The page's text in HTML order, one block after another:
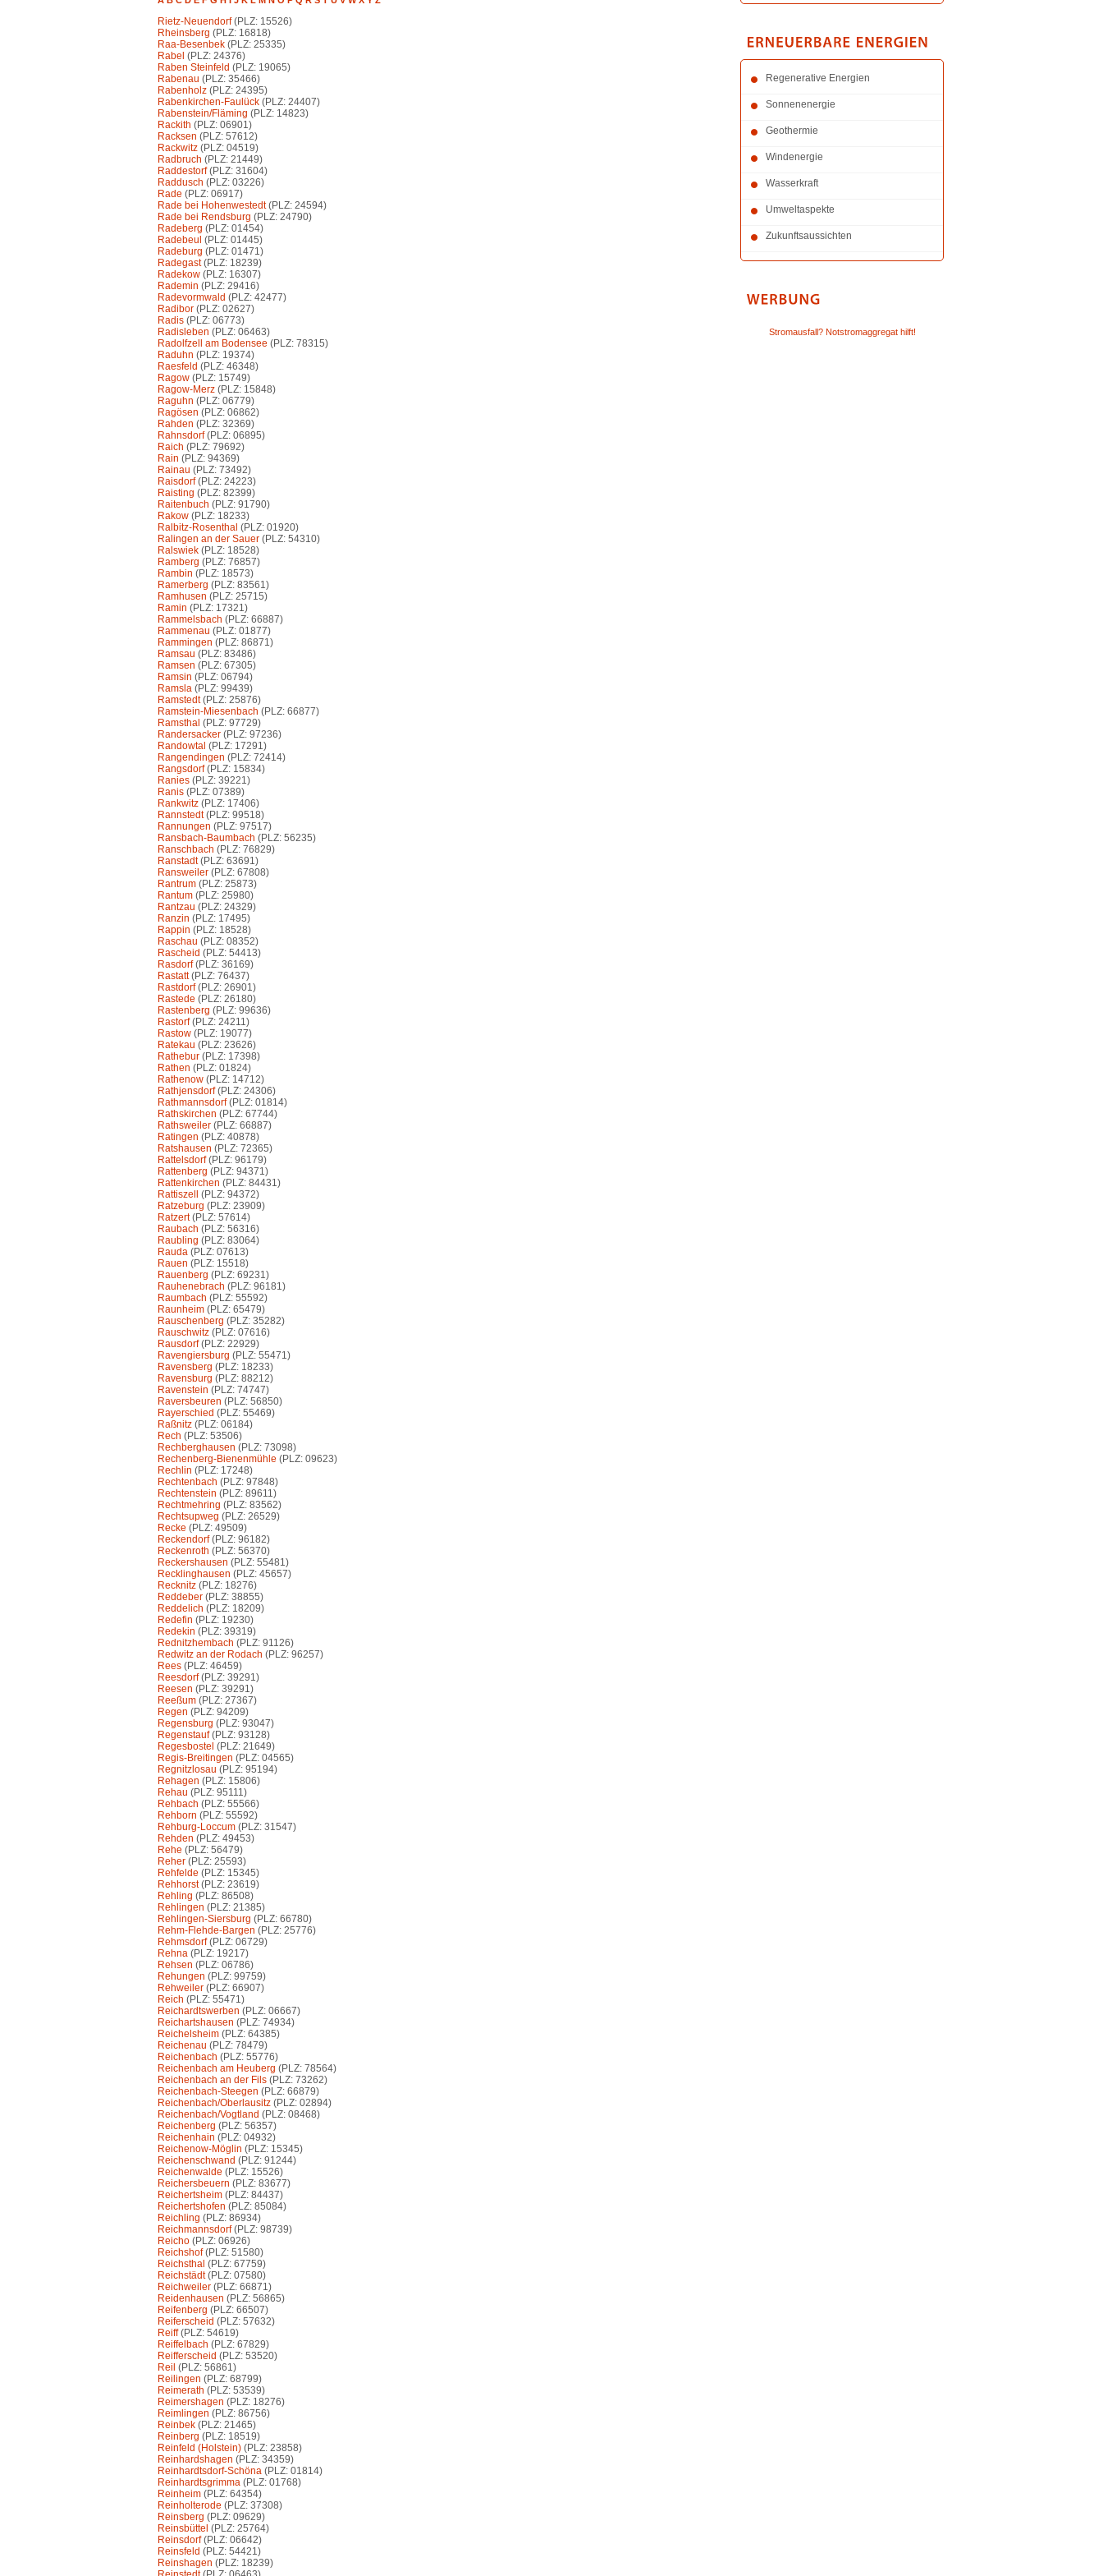
Rietz-Neuendorf(PLZ: 15526)
Rheinsberg (PLZ: 16818)
Raa-Besenbek (PLZ: 25335)
Rabel (PLZ: 24376)
Raben Steinfeld (PLZ: 19065)
Rabenau (PLZ: 35466)
Rabenholz (PLZ: 24395)
Rabenkirchen-Faulück (PLZ: 24407)
Rabenstein/Fläming (PLZ: 14823)
Rackith (PLZ: 06901)
Racksen (PLZ: 57612)
Rackwitz (PLZ: 04519)
Radbruch (PLZ: 21449)
Raddestorf(PLZ: 31604)
Raddusch (PLZ: 03226)
Rade (PLZ: 06917)
Rade bei Hohenwestedt(PLZ: 24594)
Rade bei Rendsburg (PLZ: 24790)
Radeberg (PLZ: 01454)
Radebeul (PLZ: 01445)
Radeburg (PLZ: 01471)
Radegast(PLZ: 18239)
Radekow (PLZ: 16307)
Rademin (PLZ: 29416)
Radevormwald (PLZ: 42477)
Radibor (PLZ: 02627)
Radis (PLZ: 06773)
Radisleben (PLZ: 06463)
Radolfzell am Bodensee (PLZ: 78315)
Raduhn (PLZ: 19374)
Raesfeld (PLZ: 46348)
Ragow (PLZ: 15749)
Ragow-Merz (PLZ: 15848)
Raguhn (PLZ: 06779)
Ragösen (PLZ: 06862)
Rahden (PLZ: 32369)
Rahnsdorf(PLZ: 06895)
Raich (PLZ: 79692)
Rain (PLZ: 94369)
Rainau (PLZ: 73492)
Raisdorf(PLZ: 24223)
Raisting (PLZ: 82399)
Raitenbuch (PLZ: 91790)
Rakow (PLZ: 18233)
Ralbitz-Rosenthal (PLZ: 01920)
Ralingen an der Sauer (PLZ: 54310)
Ralswiek (PLZ: 18528)
Ramberg (PLZ: 76857)
Rambin (PLZ: 18573)
Ramerberg (PLZ: 83561)
Ramhusen (PLZ: 25715)
Ramin (PLZ: 17321)
Rammelsbach (PLZ: 66887)
Rammenau (PLZ: 01877)
Rammingen (PLZ: 86871)
Ramsau (PLZ: 83486)
Ramsen (PLZ: 67305)
Ramsin (PLZ: 06794)
Ramsla (PLZ: 99439)
Ramstedt(PLZ: 25876)
Ramstein-Miesenbach (PLZ: 66877)
Ramsthal (PLZ: 97729)
Randersacker (PLZ: 97236)
Randowtal (PLZ: 17291)
Rangendingen (PLZ: 72414)
Rangsdorf(PLZ: 15834)
Ranies (PLZ: 39221)
Ranis (PLZ: 07389)
Rankwitz (PLZ: 17406)
Rannstedt(PLZ: 99518)
Rannungen (PLZ: 97517)
Ransbach-Baumbach (PLZ: 56235)
Ranschbach (PLZ: 76829)
Ranstadt(PLZ: 63691)
Ransweiler (PLZ: 67808)
Rantrum (PLZ: 25873)
Rantum (PLZ: 25980)
Rantzau (PLZ: 24329)
Ranzin (PLZ: 17495)
Rappin (PLZ: 18528)
Raschau (PLZ: 08352)
Rascheid (PLZ: 54413)
Rasdorf(PLZ: 36169)
Rastatt(PLZ: 76437)
Rastdorf(PLZ: 26901)
Rastede (PLZ: 26180)
Rastenberg (PLZ: 99636)
Rastorf(PLZ: 24211)
Rastow (PLZ: 19077)
Ratekau (PLZ: 23626)
Rathebur (PLZ: 17398)
Rathen (PLZ: 01824)
Rathenow (PLZ: 14712)
Rathjensdorf(PLZ: 24306)
Rathmannsdorf(PLZ: 01814)
Rathskirchen (PLZ: 67744)
Rathsweiler (PLZ: 66887)
Ratingen (PLZ: 40878)
Ratshausen (PLZ: 72365)
Rattelsdorf(PLZ: 96179)
Rattenberg (PLZ: 94371)
Rattenkirchen (PLZ: 84431)
Rattiszell
(PLZ: 94372)
Ratzeburg (PLZ: 23909)
Ratzert(PLZ: 57614)
Raubach (PLZ: 56316)
Raubling (PLZ: 83064)
Rauda (PLZ: 07613)
Rauen (PLZ: 15518)
Rauenberg (PLZ: 69231)
Rauhenebrach (PLZ: 96181)
Raumbach (PLZ: 55592)
Raunheim (PLZ: 65479)
Rauschenberg (PLZ: 35282)
Rauschwitz (PLZ: 07616)
Rausdorf(PLZ: 22929)
Ravengiersburg (PLZ: 55471)
Ravensberg (PLZ: 18233)
Ravensburg (PLZ: 88212)
Ravenstein (PLZ: 74747)
Raversbeuren (PLZ: 56850)
Rayerschied (PLZ: 55469)
Raßnitz (PLZ: 06184)
Rech (PLZ: 53506)
Rechberghausen (PLZ: 73098)
Rechenberg-Bienenmühle (PLZ: 09623)
Rechlin (PLZ: 17248)
Rechtenbach (PLZ: 97848)
Rechtenstein (PLZ: 89611)
Rechtmehring (PLZ: 83562)
Rechtsupweg (PLZ: 26529)
Recke (PLZ: 49509)
Reckendorf(PLZ: 96182)
Reckenroth (PLZ: 56370)
Reckershausen (PLZ: 55481)
Recklinghausen (PLZ: 45657)
Recknitz (PLZ: 18276)
Reddeber (PLZ: 38855)
Reddelich (PLZ: 18209)
Redefin (PLZ: 19230)
Redekin (PLZ: 39319)
Rednitzhembach (PLZ: 91126)
Redwitz an der Rodach (PLZ: 96257)
Rees (PLZ: 46459)
Reesdorf(PLZ: 39291)
Reesen (PLZ: 39291)
Reeßum (PLZ: 27367)
Regen (PLZ: 94209)
Regensburg (PLZ: 93047)
Regenstauf(PLZ: 93128)
Regesbostel (PLZ: 21649)
Regis-Breitingen (PLZ: 04565)
Regnitzlosau (PLZ: 95194)
Rehagen (PLZ: 15806)
Rehau (PLZ: 95111)
Rehbach (PLZ: 55566)
Rehborn (PLZ: 55592)
Rehburg-Loccum (PLZ: 31547)
Rehden (PLZ: 49453)
Rehe (PLZ: 56479)
Reher (PLZ: 25593)
Rehfelde (PLZ: 15345)
Rehhorst(PLZ: 23619)
Rehling (PLZ: 86508)
Rehlingen (PLZ: 21385)
Rehlingen-Siersburg (PLZ: 66780)
Rehm-Flehde-Bargen (PLZ: 25776)
Rehmsdorf(PLZ: 06729)
Rehna (PLZ: 19217)
Rehsen (PLZ: 06786)
Rehungen (PLZ: 99759)
Rehweiler (PLZ: 66907)
Reich (PLZ: 55471)
Reichardtswerben (PLZ: 06667)
Reichartshausen (PLZ: 74934)
Reichelsheim (PLZ: 64385)
Reichenau (PLZ: 78479)
Reichenbach (PLZ: 55776)
Reichenbach am Heuberg (PLZ: 78564)
Reichenbach an der Fils (PLZ: 73262)
Reichenbach-Steegen (PLZ: 66879)
Reichenbach/Oberlausitz (PLZ: 02894)
Reichenbach/Vogtland (PLZ: 08468)
Reichenberg (PLZ: 56357)
Reichenhain (PLZ: 04932)
Reichenow-Möglin (PLZ: 15345)
Reichenschwand (PLZ: 91244)
Reichenwalde (PLZ: 15526)
Reichersbeuern (PLZ: 83677)
Reichertsheim (PLZ: 84437)
Reichertshofen (PLZ: 85084)
Reichling (PLZ: 86934)
Reichmannsdorf(PLZ: 98739)
Reicho (PLZ: 06926)
Reichshof(PLZ: 51580)
Reichsthal (PLZ: 67759)
Reichstädt(PLZ: 07580)
Reichweiler (PLZ: 66871)
Reidenhausen (PLZ: 56865)
Reifenberg (PLZ: 66507)
Reiferscheid (PLZ: 57632)
Reiff(PLZ: 54619)
Reiffelbach (PLZ: 67829)
Reifferscheid (PLZ: 53520)
Reil (PLZ: 56861)
Reilingen (PLZ: 68799)
Reimerath (PLZ: 53539)
Reimershagen (PLZ: 18276)
Reimlingen (PLZ: 86756)
Reinbek (PLZ: 21465)
Reinberg (PLZ: 18519)
Reinfeld (Holstein) (PLZ: 23858)
Reinhardshagen (PLZ: 34359)
Reinhardtsdorf-Schöna (PLZ: 01814)
Reinhardtsgrimma (PLZ: 01768)
Reinheim (PLZ: 64354)
Reinholterode (PLZ: 37308)
Reinsberg (PLZ: 09629)
Reinsbüttel (PLZ: 25764)
Reinsdorf(PLZ: 06642)
Reinsfeld (PLZ: 54421)
Reinshagen (PLZ: 18239)
Regenerative Energien
Sonnenenergie
Geothermie
Windenergie
Wasserkraft
Umweltaspekte
Zukunftsaussichten
Stromausfall? Notstromaggregat hilft!